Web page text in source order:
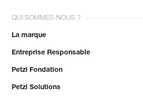
QUI SOMMES-NOUS ?
La marque
Entreprise Responsable
Petzl Fondation
Petzl Solutions